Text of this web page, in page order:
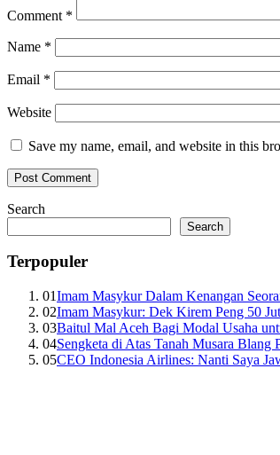
Comment *
Name *
Email *
Website
Save my name, email, and website in this
Search
Search
Terpopuler
01Imam Masykur Dalam Kenangan
02Imam Masykur: Dek Kirem Peng 50
03Baitul Mal Aceh Bagi Modal Usaha
04Sengketa di Atas Tanah Musara Blang
05CEO Indonesia Airlines: Nanti Saya